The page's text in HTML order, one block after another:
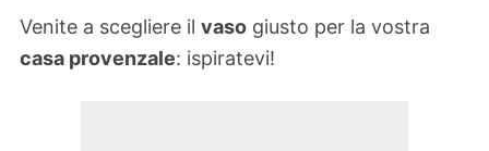
Venite a scegliere il vaso giusto per la vostra
casa provenzale: ispiratevi!